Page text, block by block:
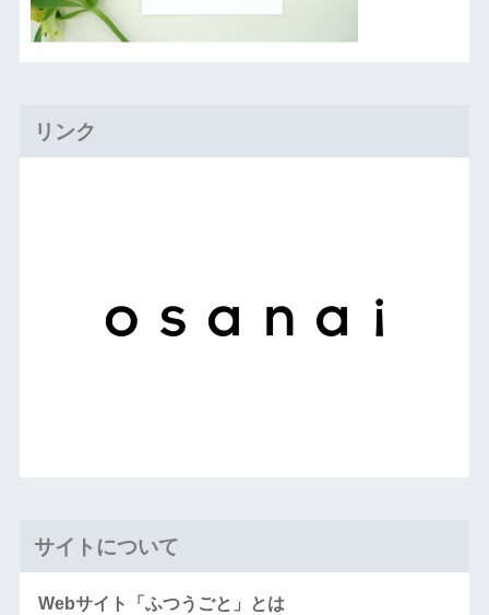
リンク
サイトについて
Webサイト「ふつうごと」とは